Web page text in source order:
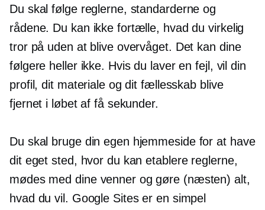
Du skal følge reglerne, standarderne og
rådene. Du kan ikke fortælle, hvad du virkelig
tror på uden at blive overvåget. Det kan dine
følgere heller ikke. Hvis du laver en fejl, vil din
profil, dit materiale og dit fællesskab blive
fjernet i løbet af få sekunder.
Du skal bruge din egen hjemmeside for at have
dit eget sted, hvor du kan etablere reglerne,
mødes med dine venner og gøre (næsten) alt,
hvad du vil. Google Sites er en simpel